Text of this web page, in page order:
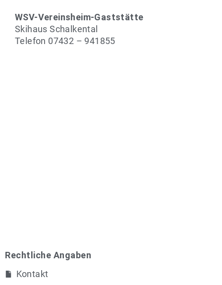
WSV-Vereinsheim-Gaststätte
Skihaus Schalkental
Telefon 07432 – 941855
Rechtliche Angaben
Kontakt